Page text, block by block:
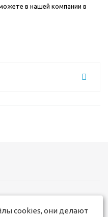
в нашей компании в
17-50
cookies, они делают